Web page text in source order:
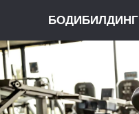
БОДИБИЛДИНГ